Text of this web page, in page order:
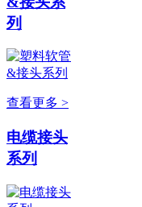
列
查看更多 >
电缆接头
系列